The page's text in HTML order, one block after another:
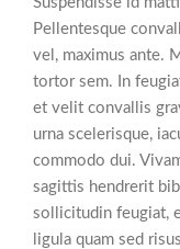
Pellentesque
vel, maximus ante.
tortor sem. In
et velit convallis
urna scelerisque,
commodo dui.
sagittis hendrerit
sollicitudin feugiat,
ligula quam sed